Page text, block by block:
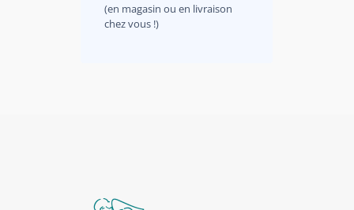
(en magasin ou en livraison
chez vous !)